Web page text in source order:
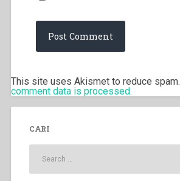
This site uses Akismet to reduce spam.
comment data is processed.
CARI